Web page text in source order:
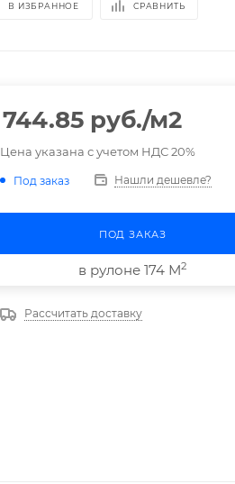
В ИЗБРАННОЕ СРАВНИТЬ
744.85 руб./м2
Цена указана с учетом НДС 20%
Под заказ Нашли дешевле?
ПОД ЗАКАЗ
в рулоне 174 М2
Рассчитать доставку